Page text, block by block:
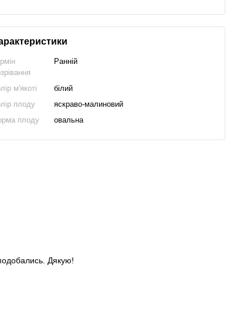
Ранній
м'якоті
білий
плоду
яскраво-малиновий
плоду
овальна
Дякую!